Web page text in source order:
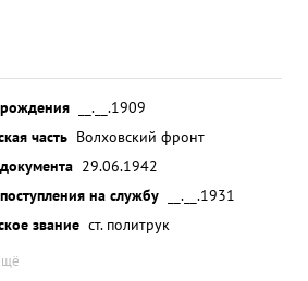
__.__.1909
часть Волховский фронт
29.06.1942
на службу
__.__.1931
звание ст. политрук